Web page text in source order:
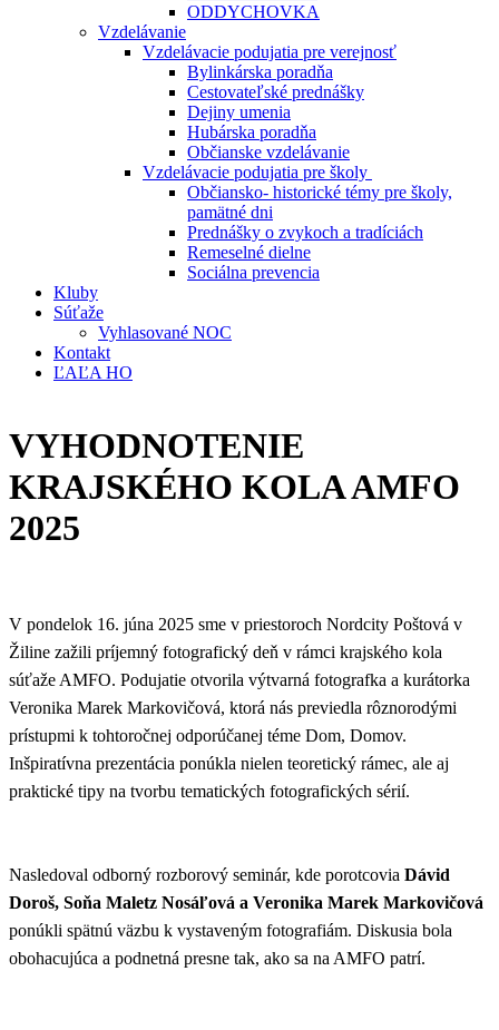
ODDYCHOVKA
Vzdelávanie
Vzdelávacie podujatia pre verejnosť
Bylinkárska poradňa
Cestovateľské prednášky
Dejiny umenia
Hubárska poradňa
Občianske vzdelávanie
Vzdelávacie podujatia pre školy
Občiansko- historické témy pre školy,
pamätné dni
Prednášky o zvykoch a tradíciách
Remeselné dielne
Sociálna prevencia
Kluby
Súťaže
Vyhlasované NOC
Kontakt
ĽAĽA HO
VYHODNOTENIE
KRAJSKÉHO KOLA AMFO
2025
V pondelok 16. júna 2025 sme v priestoroch Nordcity Poštová v
Žiline zažili príjemný fotografický deň v rámci krajského kola
súťaže AMFO. Podujatie otvorila výtvarná fotografka a kurátorka
Veronika Marek Markovičová, ktorá nás previedla rôznorodými
prístupmi k tohtoročnej odporúčanej téme Dom, Domov.
Inšpiratívna prezentácia ponúkla nielen teoretický rámec, ale aj
praktické tipy na tvorbu tematických fotografických sérií.
Nasledoval odborný rozborový seminár, kde porotcovia Dávid
Doroš, Soňa Maletz Nosáľová a Veronika Marek Markovičová
ponúkli spätnú väzbu k vystaveným fotografiám. Diskusia bola
obohacujúca a podnetná presne tak, ako sa na AMFO patrí.